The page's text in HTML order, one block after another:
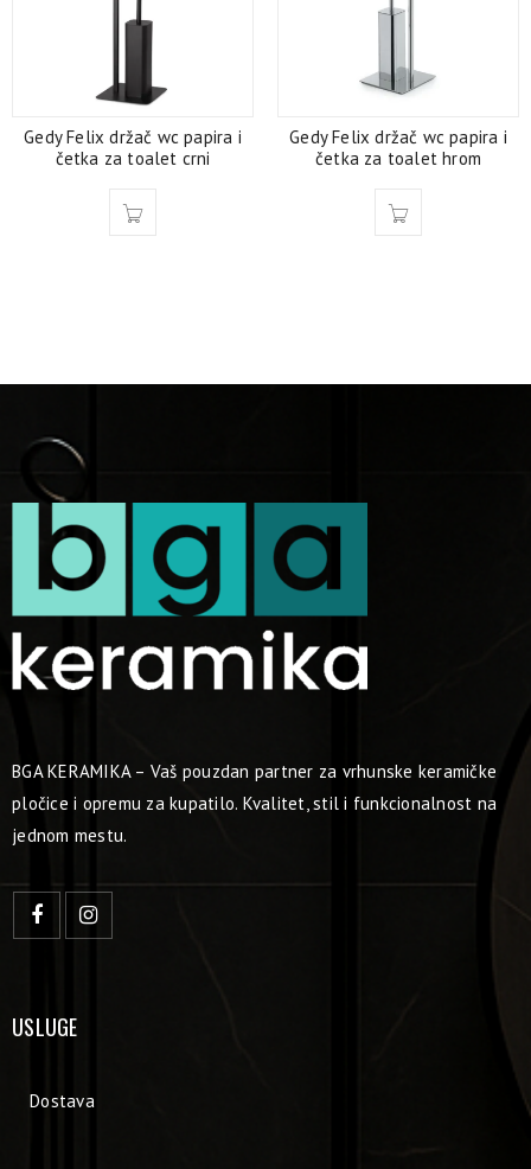
Gedy Felix držač wc papira i
četka za toalet crni
Gedy Felix držač wc papira i
četka za toalet hrom
BGA KERAMIKA – Vaš pouzdan partner za vrhunske keramičke
pločice i opremu za kupatilo. Kvalitet, stil i funkcionalnost na
jednom mestu.
USLUGE
Dostava